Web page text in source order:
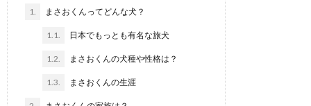
1. まさおくんってどんな犬？
1.1. 日本でもっとも有名な旅犬
1.2. まさおくんの犬種や性格は？
1.3. まさおくんの生涯